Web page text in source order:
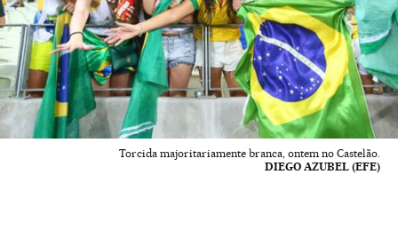
Torcida majoritariamente branca, ontem no Castelão.
DIEGO AZUBEL (EFE)